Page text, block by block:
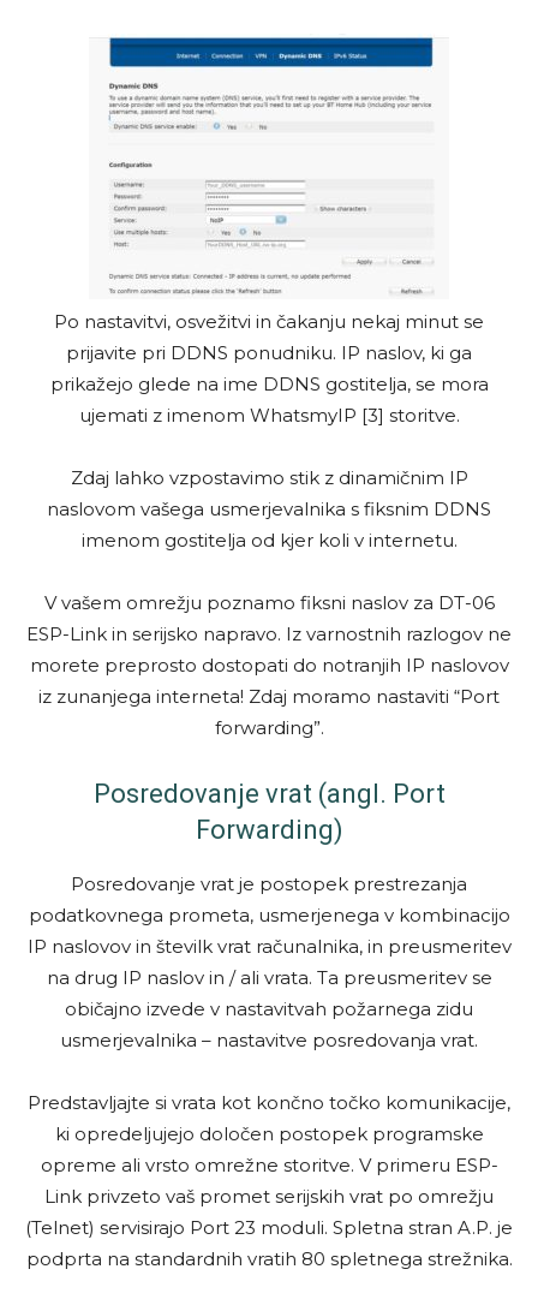
Po nastavitvi, osvežitvi in čakanju nekaj minut se
prijavite pri DDNS ponudniku. IP naslov, ki ga
prikažejo glede na ime DDNS gostitelja, se mora
ujemati z imenom WhatsmyIP [3] storitve.
Zdaj lahko vzpostavimo stik z dinamičnim IP
naslovom vašega usmerjevalnika s fiksnim DDNS
imenom gostitelja od kjer koli v internetu.
V vašem omrežju poznamo fiksni naslov za DT-06
ESP-Link in serijsko napravo. Iz varnostnih razlogov ne
morete preprosto dostopati do notranjih IP naslovov
iz zunanjega interneta! Zdaj moramo nastaviti “Port
forwarding”.
Posredovanje vrat (angl. Port
Forwarding)
Posredovanje vrat je postopek prestrezanja
podatkovnega prometa, usmerjenega v kombinacijo
IP naslovov in številk vrat računalnika, in preusmeritev
na drug IP naslov in / ali vrata. Ta preusmeritev se
običajno izvede v nastavitvah požarnega zidu
usmerjevalnika – nastavitve posredovanja vrat.
Predstavljajte si vrata kot končno točko komunikacije,
ki opredeljujejo določen postopek programske
opreme ali vrsto omrežne storitve. V primeru ESP-
Link privzeto vaš promet serijskih vrat po omrežju
(Telnet) servisirajo Port 23 moduli. Spletna stran A.P. je
podprta na standardnih vratih 80 spletnega strežnika.